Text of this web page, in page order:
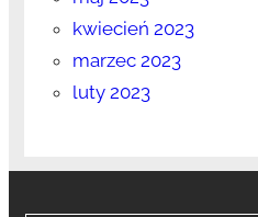
kwiecień 2023
marzec 2023
luty 2023